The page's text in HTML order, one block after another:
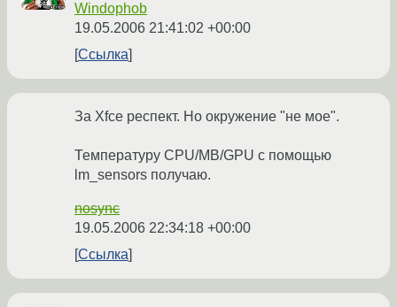
Windophob
19.05.2006 21:41:02 +00:00
Ссылка
За Xfce респект. Но окружение "не мое".
Температуру CPU/MB/GPU с помощью
lm_sensors получаю.
nosync
19.05.2006 22:34:18 +00:00
Ссылка